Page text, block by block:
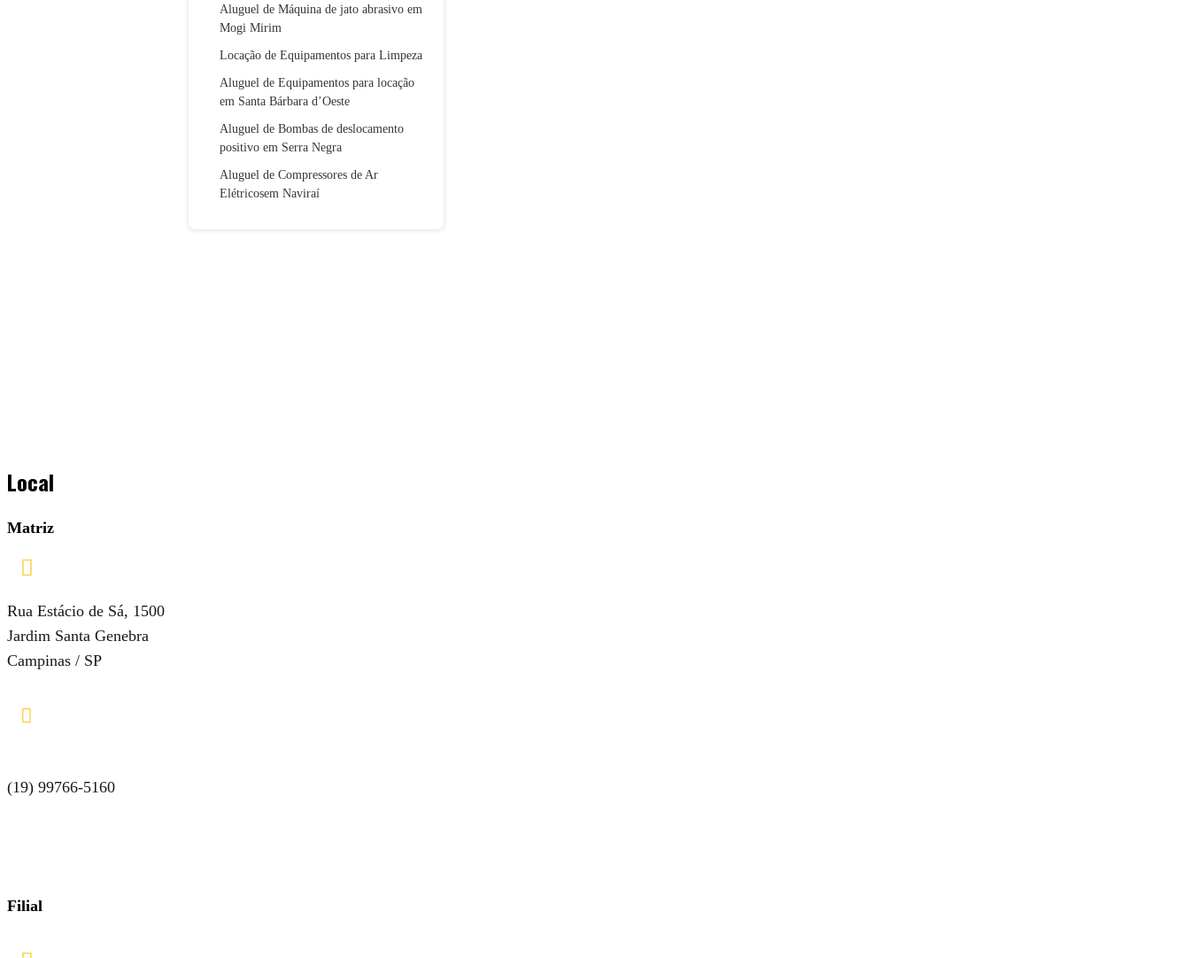
Aluguel de Máquina de jato abrasivo em
Mogi Mirim
Locação de Equipamentos para Limpeza
Aluguel de Equipamentos para locação
em Santa Bárbara d’Oeste
Aluguel de Bombas de deslocamento
positivo em Serra Negra
Aluguel de Compressores de Ar
Elétricosem Naviraí
Local
Matriz

Rua Estácio de Sá, 1500
Jardim Santa Genebra
Campinas / SP

(19) 99766-5160
Filial